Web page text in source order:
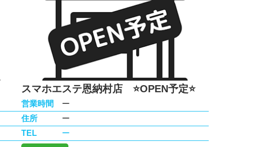
スマホエステ恩納村店 ⭐️OPEN予定⭐️
営業時間
ー
住所
ー
TEL
ー